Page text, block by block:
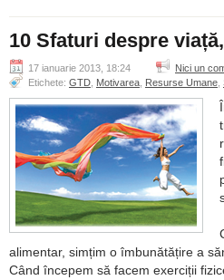
10 Sfaturi despre
17 ianuarie 2013, 18:24
Nici un
Etichete: GTD Motivarea Resurse Umane
alimentar, simțim o îmbunătățire a
Când începem să facem exerciții